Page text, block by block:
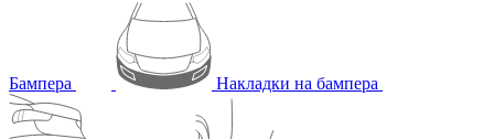
Бампера Накладки на бампера